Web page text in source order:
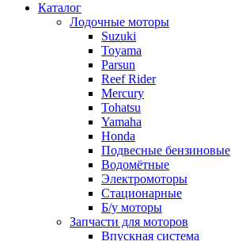
Каталог
Лодочные моторы
Suzuki
Toyama
Parsun
Reef Rider
Mercury
Tohatsu
Yamaha
Honda
Подвесные бензиновые
Водомётные
Электромоторы
Стационарные
Б/у моторы
Запчасти для моторов
Впускная система